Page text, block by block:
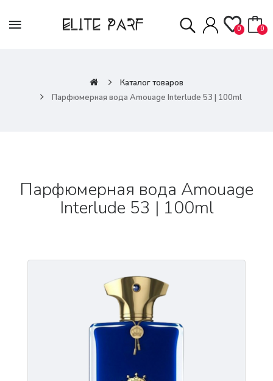
0 0
Каталог товаров
Парфюмерная вода Amouage Interlude 53 | 100ml
Парфюмерная вода Amouage
Interlude 53 | 100ml